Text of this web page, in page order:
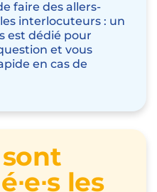
faire des allers-
interlocuteurs : un
est dédié pour
et vous
en cas de
les